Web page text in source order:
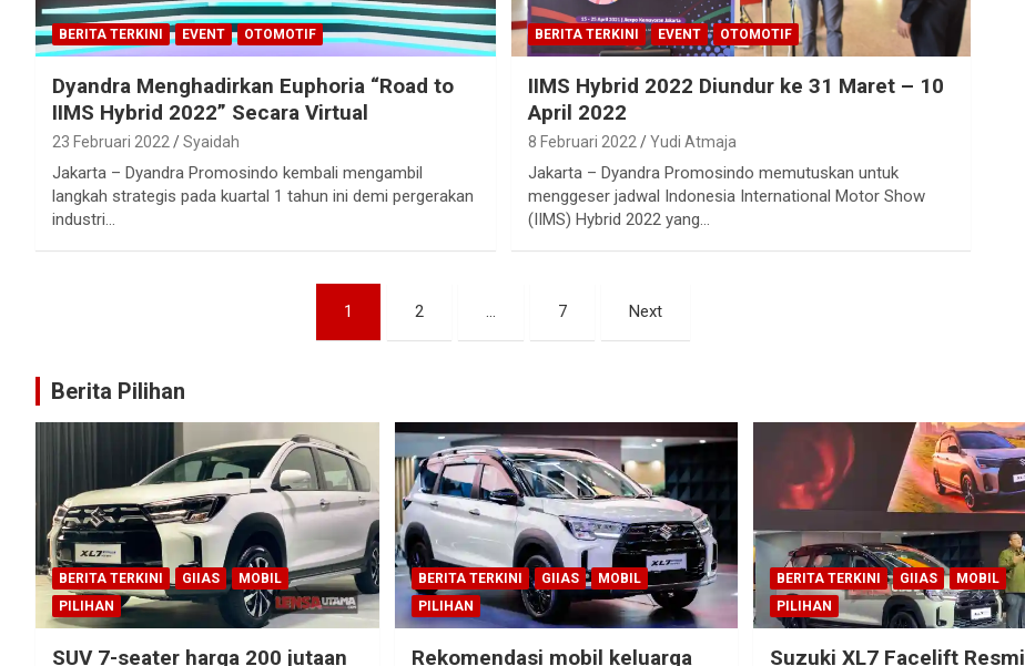
BERITA TERKINI EVENT OTOMOTIF
Dyandra Menghadirkan Euphoria “Road to
IIMS Hybrid 2022” Secara Virtual
23 Februari 2022 Syaidah
Jakarta – Dyandra Promosindo kembali mengambil
langkah strategis pada kuartal 1 tahun ini demi pergerakan
industri…
BERITA TERKINI EVENT OTOMOTIF
IIMS Hybrid 2022 Diundur ke 31 Maret – 10
April 2022
8 Februari 2022 Yudi Atmaja
Jakarta – Dyandra Promosindo memutuskan untuk
menggeser jadwal Indonesia International Motor Show
(IIMS) Hybrid 2022 yang…
1 2 … 7 Next
Berita Pilihan
BERITA TERKINI GIIAS
MOBIL
PILIHAN
SUV 7-seater harga 200 jutaan
BERITA TERKINI GIIAS
MOBIL
PILIHAN
Rekomendasi mobil keluarga
BERITA TERKINI GIIAS
MOBIL
PILIHAN
Suzuki XL7 Facelift Resmi